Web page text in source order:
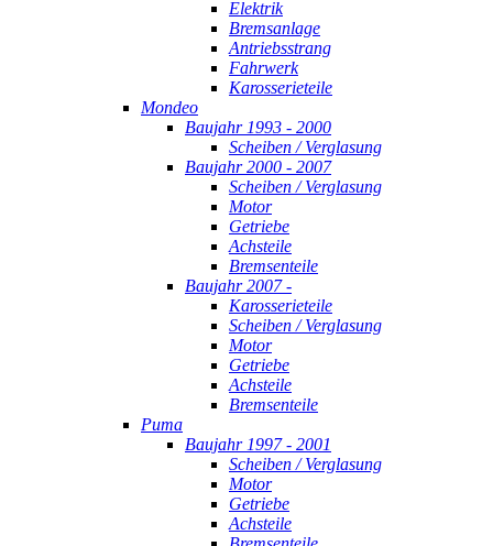
Elektrik
Bremsanlage
Antriebsstrang
Fahrwerk
Karosserieteile
Mondeo
Baujahr 1993 - 2000
Scheiben / Verglasung
Baujahr 2000 - 2007
Scheiben / Verglasung
Motor
Getriebe
Achsteile
Bremsenteile
Baujahr 2007 -
Karosserieteile
Scheiben / Verglasung
Motor
Getriebe
Achsteile
Bremsenteile
Puma
Baujahr 1997 - 2001
Scheiben / Verglasung
Motor
Getriebe
Achsteile